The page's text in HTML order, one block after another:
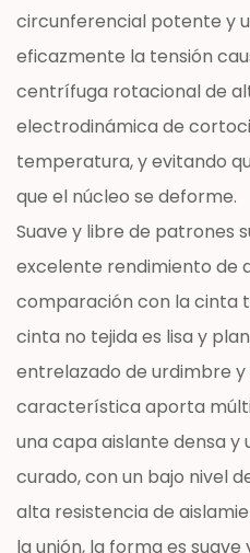
circunferencial potente y
eficazmente la tensión
centrífuga rotacional de
electrodinámica de
temperatura, y evitando
que el núcleo se deforme.
Suave y libre de patrones
excelente rendimiento de
comparación con la cinta
cinta no tejida es lisa y
entrelazado de urdimbre y
característica aporta
una capa aislante densa y
curado, con un bajo nivel
alta resistencia de
la unión, la forma es